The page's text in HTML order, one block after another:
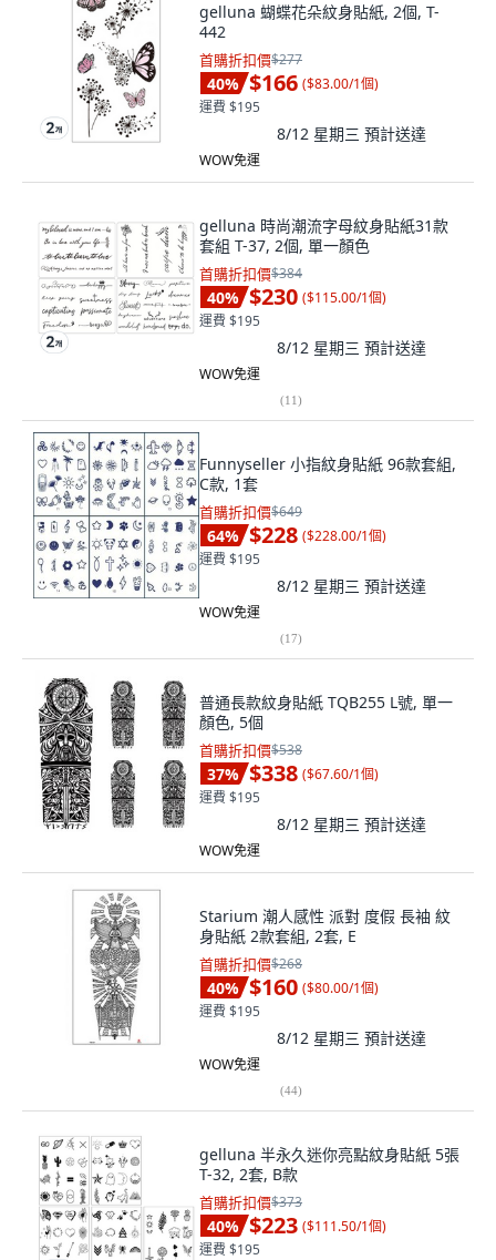
gelluna 蝴蝶花朵紋身貼紙, 2個, T-
442
首購折扣價$277
40% $166 ($83.00/1個)
運費 $195
8/12 星期三 預計送達
WOW免運
gelluna 時尚潮流字母紋身貼紙31款
套組 T-37, 2個, 單一顏色
首購折扣價$384
40% $230 ($115.00/1個)
運費 $195
8/12 星期三 預計送達
WOW免運
(11)
Funnyseller 小指紋身貼紙 96款套組,
C款, 1套
首購折扣價$649
64% $228 ($228.00/1個)
運費 $195
8/12 星期三 預計送達
WOW免運
(17)
普通長款紋身貼紙 TQB255 L號, 單一
顏色, 5個
首購折扣價$538
37% $338 ($67.60/1個)
運費 $195
8/12 星期三 預計送達
WOW免運
Starium 潮人感性 派對 度假 長袖 紋
身貼紙 2款套組, 2套, E
首購折扣價$268
40% $160 ($80.00/1個)
運費 $195
8/12 星期三 預計送達
WOW免運
(44)
gelluna 半永久迷你亮點紋身貼紙 5張
T-32, 2套, B款
首購折扣價$373
40% $223 ($111.50/1個)
運費 $195